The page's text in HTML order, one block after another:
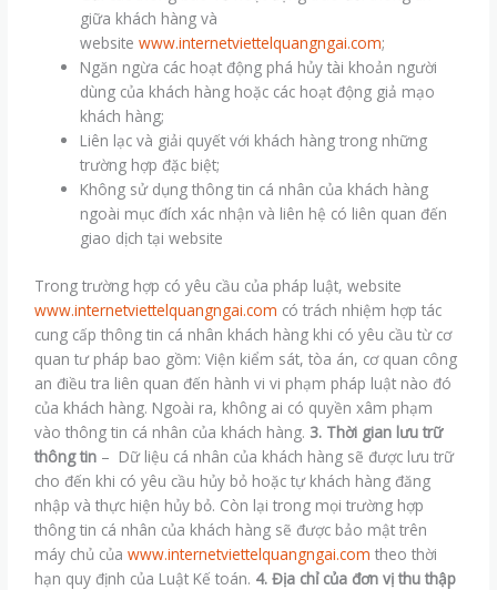
giữa khách hàng và
websitewww.internetviettelquangngai.com;
Ngăn ngừa các hoạt động phá hủy tài khoản người
dùng của khách hàng hoặc các hoạt động giả mạo
khách hàng;
Liên lạc và giải quyết với khách hàng trong những
trường hợp đặc biệt;
Không sử dụng thông tin cá nhân của khách hàng
ngoài mục đích xác nhận và liên hệ có liên quan đến
giao dịch tại website
Trong trường hợp có yêu cầu của pháp luật, website
www.internetviettelquangngai.com có trách nhiệm hợp tác
cung cấp thông tin cá nhân khách hàng khi có yêu cầu từ cơ
quan tư pháp bao gồm: Viện kiểm sát, tòa án, cơ quan công
an điều tra liên quan đến hành vi vi phạm pháp luật nào đó
của khách hàng. Ngoài ra, không ai có quyền xâm phạm
vào thông tin cá nhân của khách hàng. 3. Thời gian lưu trữ
thông tin – Dữ liệu cá nhân của khách hàng sẽ được lưu trữ
cho đến khi có yêu cầu hủy bỏ hoặc tự khách hàng đăng
nhập và thực hiện hủy bỏ. Còn lại trong mọi trường hợp
thông tin cá nhân của khách hàng sẽ được bảo mật trên
máy chủ củawww.internetviettelquangngai.com theo thời
hạn quy định của Luật Kế toán. 4. Địa chỉ của đơn vị thu thập